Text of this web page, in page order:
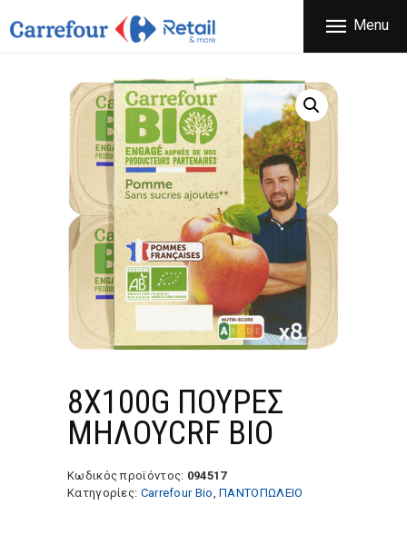
Menu
CARREFOUR
ΕΤΑΙΡΕΙΑ
ΠΡΟΪΟΝΤΑ
ΚΑΤΑΣΤΗΜΑΤΑ
ΠΡΟΣΦΟΡΕΣ
FRANCHISE
ΝΕΑ
ΕΠΙΚΟΙΝΩΝΙΑ
8X100G ΠΟΥΡΕΣ
ΜΗΛΟΥCRF BIO
Κωδικός προϊόντος: 094517
Κατηγορίες: Carrefour Bio ,ΠΑΝΤΟΠΩΛΕΙΟ